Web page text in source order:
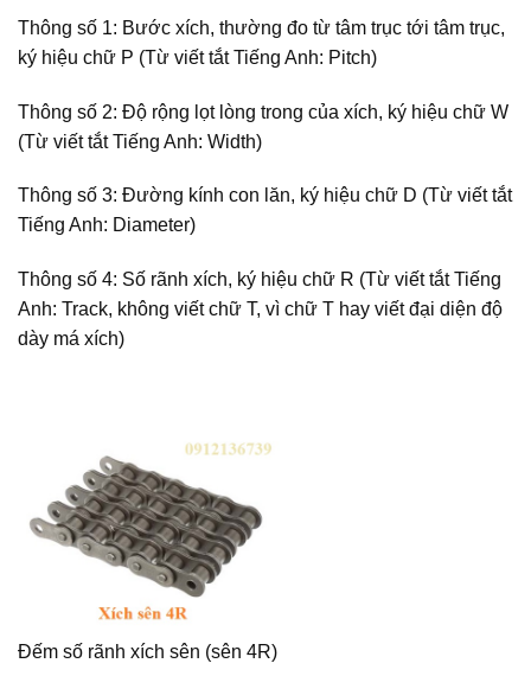
Thông số 1: Bước xích, thường đo từ tâm trục tới tâm trục,
ký hiệu chữ P (Từ viết tắt Tiếng Anh: Pitch)
Thông số 2: Độ rộng lọt lòng trong của xích, ký hiệu chữ W
(Từ viết tắt Tiếng Anh: Width)
Thông số 3: Đường kính con lăn, ký hiệu chữ D (Từ viết tắt
Tiếng Anh: Diameter)
Thông số 4: Số rãnh xích, ký hiệu chữ R (Từ viết tắt Tiếng
Anh: Track, không viết chữ T, vì chữ T hay viết đại diện độ
dày má xích)
Đếm số rãnh xích sên (sên 4R)